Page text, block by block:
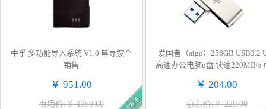
中孚 多功能导入系统 V1.0 单导按个
销售
￥ 951.00
市场价:￥ 1359.00 史泰博
爱国者（aigo）256GB USB3.2
高速办公电脑u盘 读速220MB/s 可定
列
￥ 204.00
京东价:￥ 229.00